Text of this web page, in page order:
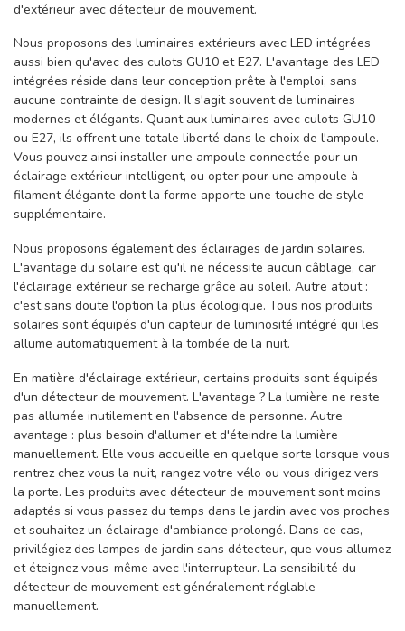
d'extérieur avec détecteur de mouvement.
Nous proposons des luminaires extérieurs avec LED intégrées
aussi bien qu'avec des culots GU10 et E27. L'avantage des LED
intégrées réside dans leur conception prête à l'emploi, sans
aucune contrainte de design. Il s'agit souvent de luminaires
modernes et élégants. Quant aux luminaires avec culots GU10
ou E27, ils offrent une totale liberté dans le choix de l'ampoule.
Vous pouvez ainsi installer une ampoule connectée pour un
éclairage extérieur intelligent, ou opter pour une ampoule à
filament élégante dont la forme apporte une touche de style
supplémentaire.
Nous proposons également des éclairages de jardin solaires.
L'avantage du solaire est qu'il ne nécessite aucun câblage, car
l'éclairage extérieur se recharge grâce au soleil. Autre atout :
c'est sans doute l'option la plus écologique. Tous nos produits
solaires sont équipés d'un capteur de luminosité intégré qui les
allume automatiquement à la tombée de la nuit.
En matière d'éclairage extérieur, certains produits sont équipés
d'un détecteur de mouvement. L'avantage ? La lumière ne reste
pas allumée inutilement en l'absence de personne. Autre
avantage : plus besoin d'allumer et d'éteindre la lumière
manuellement. Elle vous accueille en quelque sorte lorsque vous
rentrez chez vous la nuit, rangez votre vélo ou vous dirigez vers
la porte. Les produits avec détecteur de mouvement sont moins
adaptés si vous passez du temps dans le jardin avec vos proches
et souhaitez un éclairage d'ambiance prolongé. Dans ce cas,
privilégiez des lampes de jardin sans détecteur, que vous allumez
et éteignez vous-même avec l'interrupteur. La sensibilité du
détecteur de mouvement est généralement réglable
manuellement.